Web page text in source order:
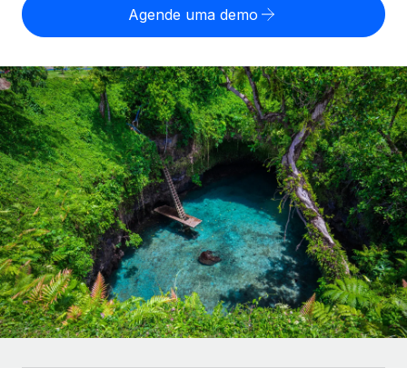
globalmente
SERVICES
Perguntar a um especialista
Obtenha apoio especializado em RH e
conformidade globais
Veja como nos comparamos com os outros
TORNE-SE NOSSO PARCEIRO
Parceiros tecnológicos estratégicos
Integre os RH globais na sua plataforma de forma
flexível
CASE STUDIES
Cultivating a Thriving Remote-First Culture in
Partnership with Remote
At a glance Discover the evolution of TheyDo, a pioneering
journey management platform that has...
English
Nederlands
Français
Deutsch
Español
Italiano
Português (Portugal)
日本語
Início de sessão
Agende uma demo